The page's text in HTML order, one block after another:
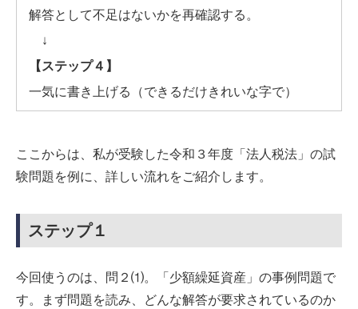
解答として不足はないかを再確認する。
↓
【ステップ４】
一気に書き上げる（できるだけきれいな字で）
ここからは、私が受験した令和３年度「法人税法」の試
験問題を例に、詳しい流れをご紹介します。
ステップ１
今回使うのは、問２⑴。「少額繰延資産」の事例問題で
す。まず問題を読み、どんな解答が要求されているのか